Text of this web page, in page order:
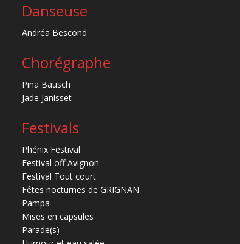
Danseuse
Andréa Bescond
Chorégraphe
Pina Bausch
Jade Janisset
Festivals
Phénix Festival
Festival off Avignon
Festival Tout court
Fêtes nocturnes de GRIGNAN
Pampa
Mises en capsules
Parade(s)